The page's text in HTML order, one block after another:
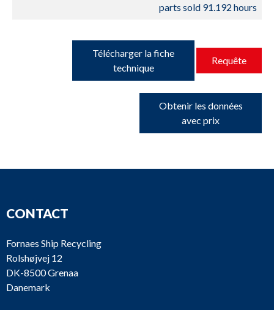
parts sold 91.192 hours
Télécharger la fiche
technique
Requête
Obtenir les données
avec prix
CONTACT
Fornaes Ship Recycling
Rolshøjvej 12
DK-8500 Grenaa
Danemark